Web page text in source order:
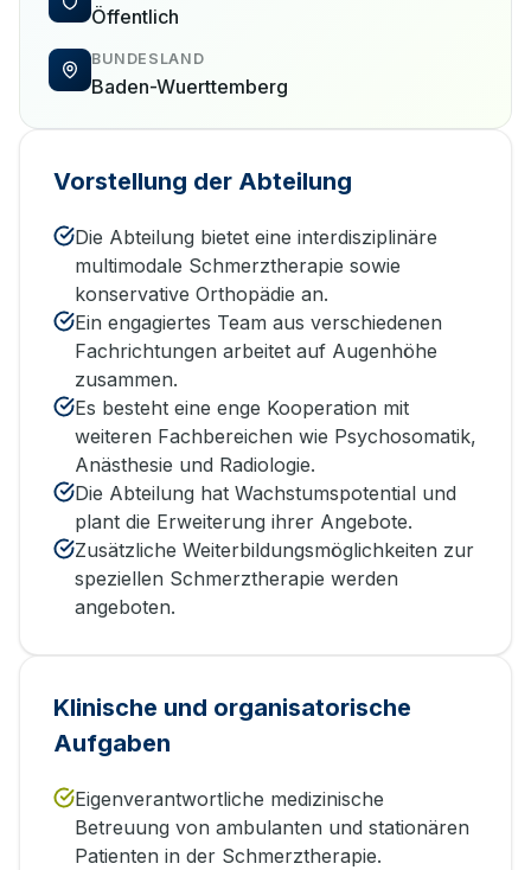
Öffentlich
BUNDESLAND
Baden-Wuerttemberg
Vorstellung der Abteilung
Die Abteilung bietet eine interdisziplinäre
multimodale Schmerztherapie sowie
konservative Orthopädie an.
Ein engagiertes Team aus verschiedenen
Fachrichtungen arbeitet auf Augenhöhe
zusammen.
Es besteht eine enge Kooperation mit
weiteren Fachbereichen wie Psychosomatik,
Anästhesie und Radiologie.
Die Abteilung hat Wachstumspotential und
plant die Erweiterung ihrer Angebote.
Zusätzliche Weiterbildungsmöglichkeiten zur
speziellen Schmerztherapie werden
angeboten.
Klinische und organisatorische
Aufgaben
Eigenverantwortliche medizinische
Betreuung von ambulanten und stationären
Patienten in der Schmerztherapie.